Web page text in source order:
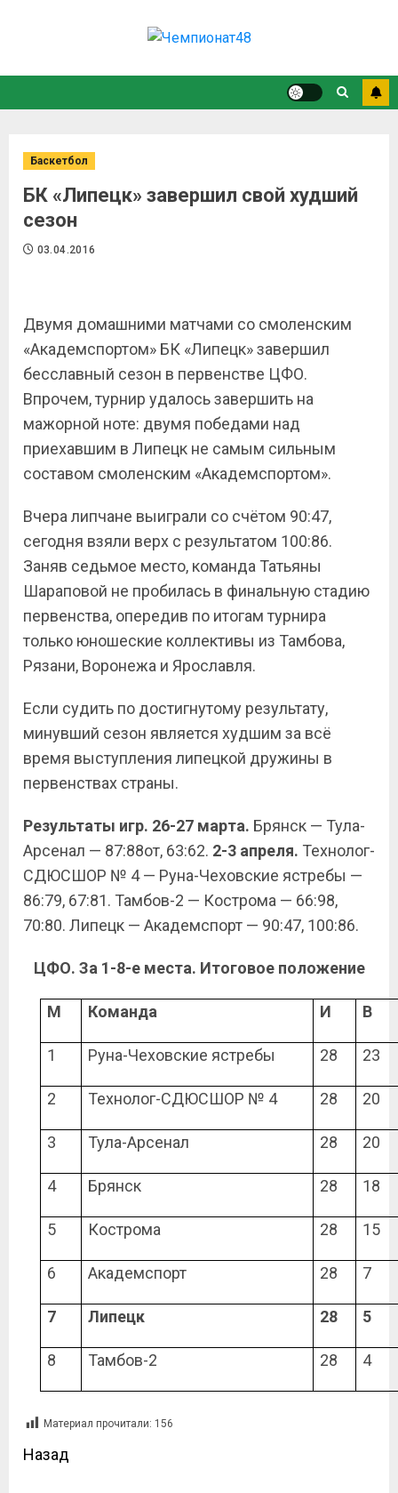
Баскетбол
БК «Липецк» завершил свой худший
сезон
03.04.2016
Двумя домашними матчами со смоленским
«Академспортом» БК «Липецк» завершил
бесславный сезон в первенстве ЦФО.
Впрочем, турнир удалось завершить на
мажорной ноте: двумя победами над
приехавшим в Липецк не самым сильным
составом смоленским «Академспортом».
Вчера липчане выиграли со счётом 90:47,
сегодня взяли верх с результатом 100:86.
Заняв седьмое место, команда Татьяны
Шараповой не пробилась в финальную стадию
первенства, опередив по итогам турнира
только юношеские коллективы из Тамбова,
Рязани, Воронежа и Ярославля.
Если судить по достигнутому результату,
минувший сезон является худшим за всё
время выступления липецкой дружины в
первенствах страны.
Результаты игр. 26-27 марта. Брянск — Тула-
Арсенал — 87:88от, 63:62. 2-3 апреля. Технолог-
СДЮСШОР № 4 — Руна-Чеховские ястребы —
86:79, 67:81. Тамбов-2 — Кострома — 66:98,
70:80. Липецк — Академспорт — 90:47, 100:86.
ЦФО. За 1-8-е места. Итоговое положение
М Команда И В
1 Руна-Чеховские ястребы 28 23
2 Технолог-СДЮСШОР № 4 28 20
3 Тула-Арсенал 28 20
4 Брянск 28 18
5 Кострома 28 15
6 Академспорт 28 7
7 Липецк 28 5
8 Тамбов-2 28 4
Материал прочитали: 156
Назад